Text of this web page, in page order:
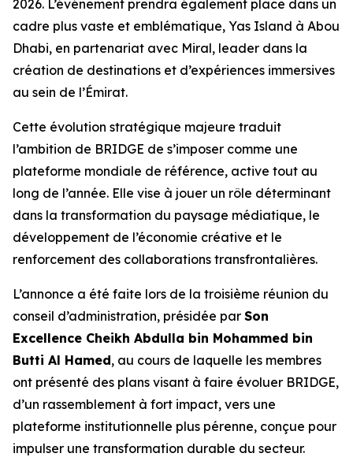
2026. L’événement prendra également place dans un
cadre plus vaste et emblématique, Yas Island à Abou
Dhabi, en partenariat avec Miral, leader dans la
création de destinations et d’expériences immersives
au sein de l’Émirat.
Cette évolution stratégique majeure traduit
l’ambition de BRIDGE de s’imposer comme une
plateforme mondiale de référence, active tout au
long de l’année. Elle vise à jouer un rôle déterminant
dans la transformation du paysage médiatique, le
développement de l’économie créative et le
renforcement des collaborations transfrontalières.
L’annonce a été faite lors de la troisième réunion du
conseil d’administration, présidée par Son
Excellence Cheikh Abdulla bin Mohammed bin
Butti Al Hamed, au cours de laquelle les membres
ont présenté des plans visant à faire évoluer BRIDGE,
d’un rassemblement à fort impact, vers une
plateforme institutionnelle plus pérenne, conçue pour
impulser une transformation durable du secteur.